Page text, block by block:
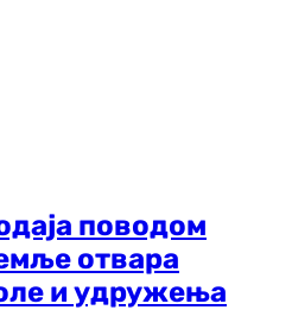
поводом
отвара
и удружења